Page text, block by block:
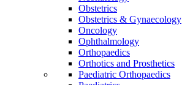
Obstetrics
Obstetrics & Gynaecology
Oncology
Ophthalmology
Orthopaedics
Orthotics and Prosthetics
Paediatric Orthopaedics